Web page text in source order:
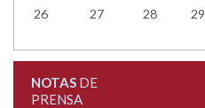
26 27 28 29
NOTASDE
PRENSA